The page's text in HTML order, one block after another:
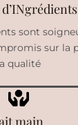
sont
sur la
qualité
main